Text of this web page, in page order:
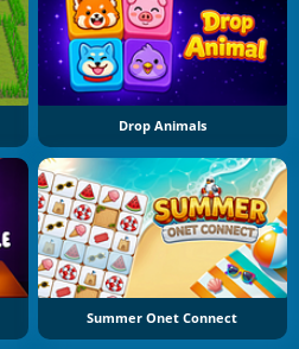
Drop Animals
Summer Onet Connect